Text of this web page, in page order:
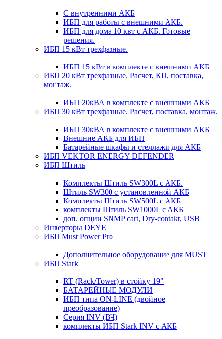
С внутренними АКБ
ИБП для работы с внешними АКБ.
ИБП для дома 10 квт с АКБ. Готовые
решения.
ИБП 15 кВт трехфазные.
ИБП 15 кВт в комплекте с внешними АКБ
ИБП 20 кВт трехфазные. Расчет, КП, поставка,
монтаж.
ИБП 20кВА в комплекте с внешними АКБ
ИБП 30 кВт трехфазные. Расчет, поставка, монтаж.
ИБП 30кВА в комплекте с внешними АКБ
Внешние АКБ для ИБП
Батарейные шкафы и стеллажи для АКБ
ИБП VEKTOR ENERGY DEFENDER
ИБП Штиль
Комплекты Штиль SW300L с АКБ.
Штиль SW300 с установленной АКБ
Комплекты Штиль SW500L с АКБ
комплекты Штиль SW1000L с АКБ
доп. опции SNMP cart, Dry-contakt, USB
Инверторы DEYE
ИБП Must Power Pro
Дополнительное оборудование для MUST
ИБП Stark
RT (Rack/Tower) в стойку 19"
БАТАРЕЙНЫЕ МОДУЛИ
ИБП типа ON-LINE (двойное
преобразование)
Серия INV (ВЧ)
комплекты ИБП Stark INV с АКБ